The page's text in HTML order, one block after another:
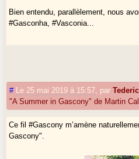
Bien entendu, parallèlement, nous
#Gasconha, #Vasconia...
# Le 25 mai 2019 à 15:57 par
"A Summer in Gascony" de Martin
Ce fil #Gascony m’amène
Gascony".